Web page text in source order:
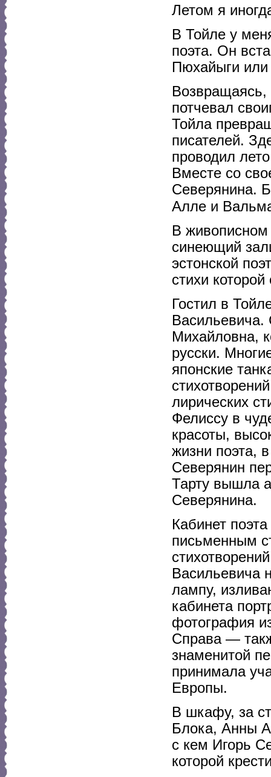
Летом я
В Тойле у
поэта. Он
Пюхайыги или
потчевал
Тойла
писателей.
проводил
Вместе со
Северянина.
Алле и
В
синеющий
эстонской
стихи
Гостил в
Михайловна,
русски.
японские
лирических
Фелиссу в
красоты,
жизни поэта,
Северянин
Тарту вышла
Северянина.
Кабинет
письменным
Васильевича
лампу,
кабинета
фотография
Справа —
знаменитой
принимала
Европы.
В шкафу, за
Блока, Анны
с кем Игорь
которой